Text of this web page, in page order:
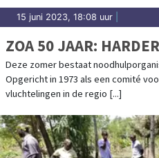
15 juni 2023, 18:08 uur
ZOA 50 JAAR:
Deze zomer bestaat
Opgericht in 1973 als een comité
vluchtelingen in de regio [...]